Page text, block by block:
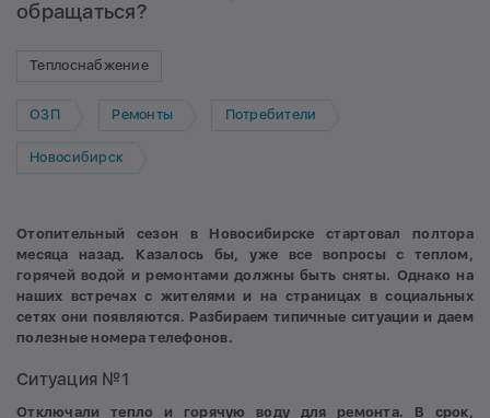
обращаться?
Теплоснабжение
ОЗП Ремонты Потребители
Новосибирск
Отопительный сезон в Новосибирске стартовал полтора
месяца назад. Казалось бы, уже все вопросы с теплом,
горячей водой и ремонтами должны быть сняты. Однако на
наших встречах с жителями и на страницах в социальных
сетях они появляются. Разбираем типичные ситуации и даем
полезные номера телефонов.
Ситуация №1
Отключали тепло и горячую воду для ремонта. В срок,